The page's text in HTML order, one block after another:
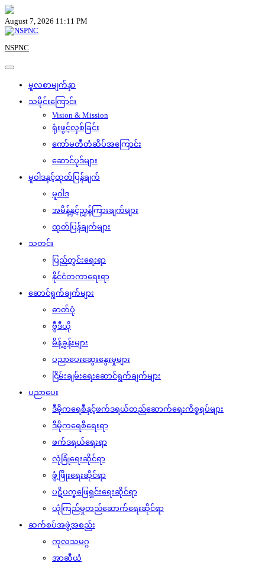
Skip
to
content
August 7, 2026 11:11 PM
NSPNC
မူလစာမျက်နှာ
သမိုင်းကြောင်း
Vision & Mission
ရုံးဖွင့်လှစ်ခြင်း
ကော်မတီတံဆိပ်အကြောင်း
ဆောင်ပုဒ်များ
မူဝါဒနှင့်ထုတ်ပြန်ချက်
မူဝါဒ
အမိန့်နှင့်ညွှန်ကြားချက်များ
ထုတ်ပြန်ချက်များ
သတင်း
ပြည်တွင်းရေးရာ
နိုင်ငံတကာရေးရာ
ဆောင်ရွက်ချက်များ
ဓာတ်ပုံ
ဗွီဒီယို
မိန့်ခွန်းများ
ပညာပေးဆွေးနွေးမှုများ
ငြိမ်းချမ်းရေးဆောင်ရွက်ချက်များ
ပညာပေး
ဒီမိုကရေစီနှင့်ဖက်ဒရယ်တည်ဆောက်‌ရေးကိစ္စရပ်များ
ဒီမိုကရေစီရေးရာ
ဖက်ဒရယ်ရေးရာ
လုံခြုံရေးဆိုင်ရာ
ဖွံ့ဖြိုးရေးဆိုင်ရာ
ပဋိပက္ခဖြေရှင်းရေးဆိုင်ရာ
ယုံကြည်မှုတည်ဆောက်ရေးဆိုင်ရာ
ဆက်စပ်အဖွဲ့အစည်း
ကုလသမဂ္ဂ
အာဆီယံ